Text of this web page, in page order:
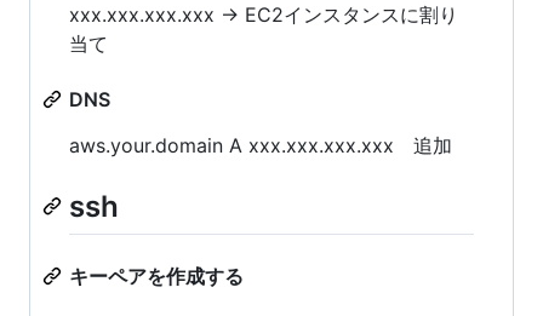
xxx.xxx.xxx.xxx -> EC2インスタンスに割り
当て
DNS
aws.your.domain A xxx.xxx.xxx.xxx 追加
ssh
キーペアを作成する